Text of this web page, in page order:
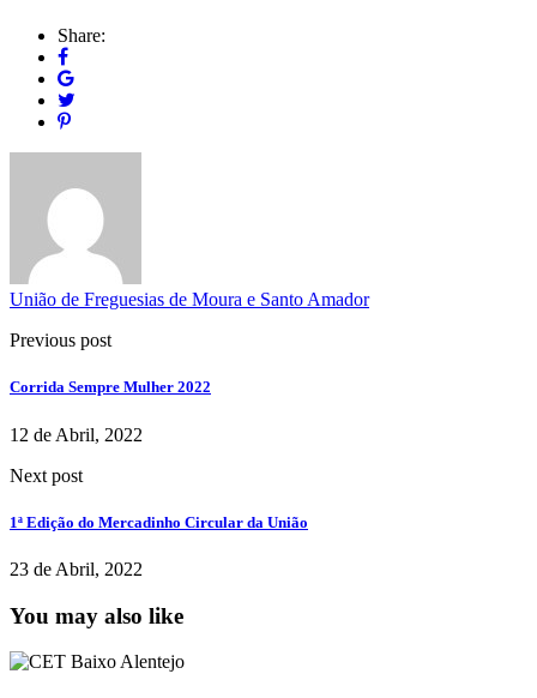
Share:
União de Freguesias de Moura e Santo Amador
Previous post
Corrida Sempre Mulher 2022
12 de Abril, 2022
Next post
1ª Edição do Mercadinho Circular da União
23 de Abril, 2022
You may also like